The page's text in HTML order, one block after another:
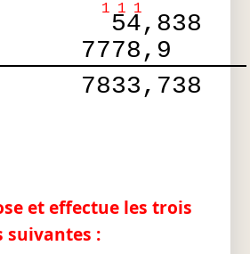
1 1 1
  54,838
7778,9
7833,738
et effectue les trois
suivantes :